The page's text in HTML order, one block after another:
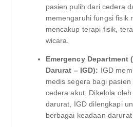
pasien pulih dari cedera
memengaruhi fungsi fisik
mencakup terapi fisik,
wicara.
Emergency Department
Darurat – IGD): IGD
medis segera bagi
cedera akut. Dikelola
darurat, IGD dilengkapi
berbagai keadaan darurat